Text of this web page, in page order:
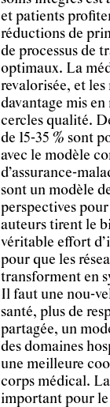
et patients
réductions de
de processus de
optimaux. La
revalorisée, et
davantage mis en
cercles qualité.
de 15-35 % sont
avec le modèle
d’assurance-
sont un modèle
perspectives
auteurs tirent le
véritable effort
pour que les
transforment en
Il faut une nou-
santé, plus de
partagée, un
des domaines
une meilleure
corps médical.
important pour